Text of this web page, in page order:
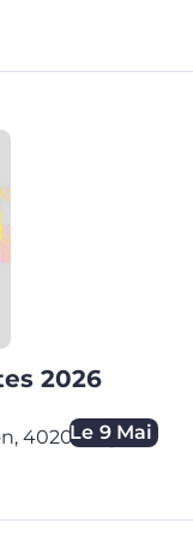
2026
Le 9 Mai
4020Liège